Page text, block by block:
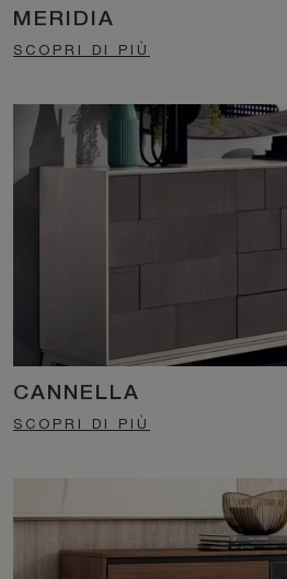
MERIDIA
SCOPRI DI PIÙ
CANNELLA
SCOPRI DI PIÙ